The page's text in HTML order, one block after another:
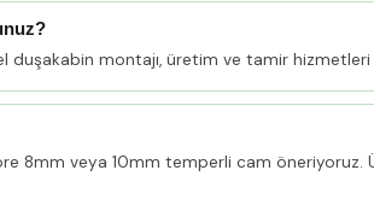
duşakabin montajı, üretim ve tamir hizmetleri
8mm veya 10mm temperli cam öneriyoruz.